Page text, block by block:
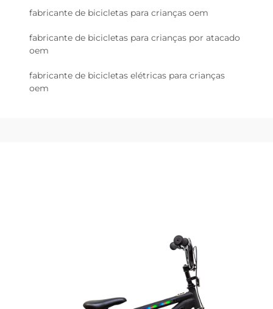
fabricante de bicicletas para crianças oem
fabricante de bicicletas para crianças por atacado
oem
fabricante de bicicletas elétricas para crianças
oem